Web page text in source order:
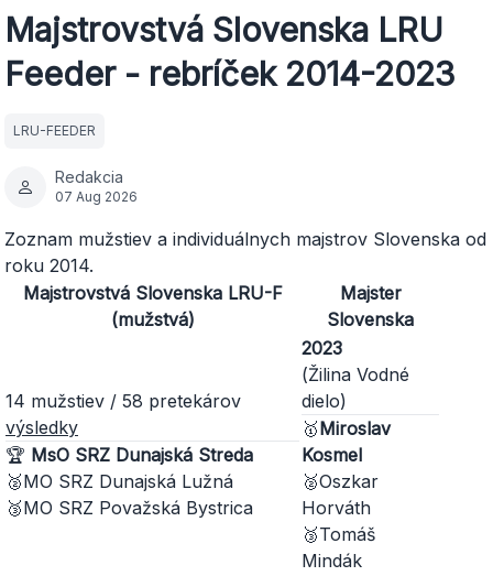
Majstrovstvá Slovenska LRU
Feeder - rebríček 2014-2023
LRU-FEEDER
Redakcia
07 Aug 2026
Zoznam mužstiev a individuálnych majstrov Slovenska od
roku 2014.
Majstrovstvá Slovenska LRU-F
(mužstvá)
Majster
Slovenska
14 mužstiev / 58 pretekárov
výsledky
🏆 MsO SRZ Dunajská Streda
🥈MO SRZ Dunajská Lužná
🥉MO SRZ Považská Bystrica
2023
(Žilina Vodné
dielo)
🥇Miroslav
Kosmel
🥈Oszkar
Horváth
🥉Tomáš
Mindák